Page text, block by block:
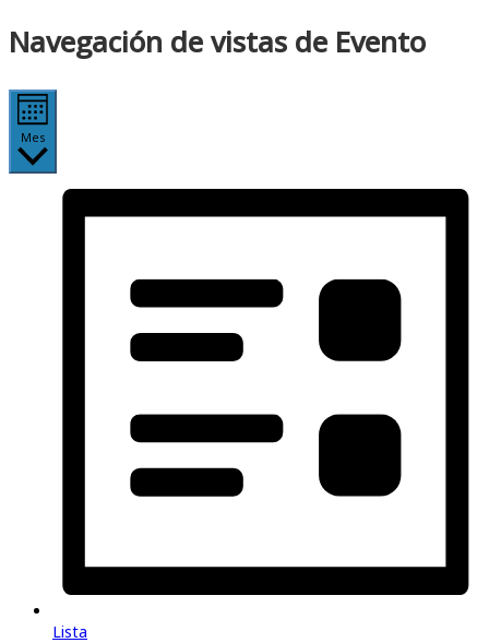
Navegación de vistas de Evento
Mes
Lista